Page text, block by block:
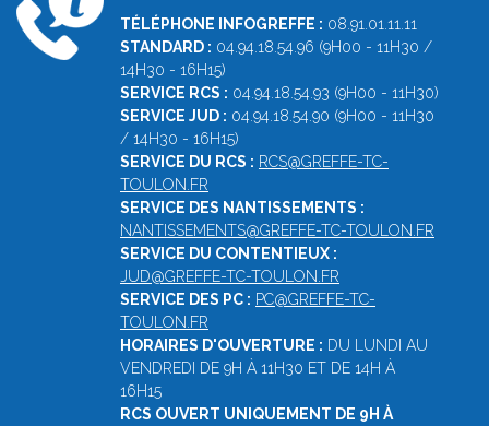
TÉLÉPHONE INFOGREFFE : 08.91.01.11.11
STANDARD : 04.94.18.54.96 (9H00 - 11H30 /
14H30 - 16H15)
SERVICE RCS : 04.94.18.54.93 (9H00 - 11H30)
SERVICE JUD : 04.94.18.54.90 (9H00 - 11H30
/ 14H30 - 16H15)
SERVICE DU RCS : RCS@GREFFE-TC-
TOULON.FR
SERVICE DES NANTISSEMENTS :
NANTISSEMENTS@GREFFE-TC-TOULON.FR
SERVICE DU CONTENTIEUX :
JUD@GREFFE-TC-TOULON.FR
SERVICE DES PC : PC@GREFFE-TC-
TOULON.FR
HORAIRES D'OUVERTURE : DU LUNDI AU
VENDREDI DE 9H À 11H30 ET DE 14H À
16H15
RCS OUVERT UNIQUEMENT DE 9H À